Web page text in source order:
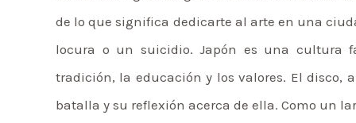
de lo que significa dedicarte al arte en una
locura o un suicidio. Japón es una cultura
tradición, la educación y los valores. El disco,
batalla y su reflexión acerca de ella. Como un